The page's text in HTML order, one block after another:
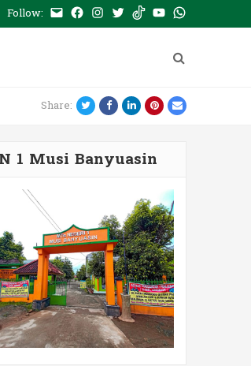
Follow: E- Facebook
Instagram
TwitterTiktokYoutubeWhatsApp
Share: TwitterFacebookLinkedIn
Pinterest
Email
1 Musi Banyuasin